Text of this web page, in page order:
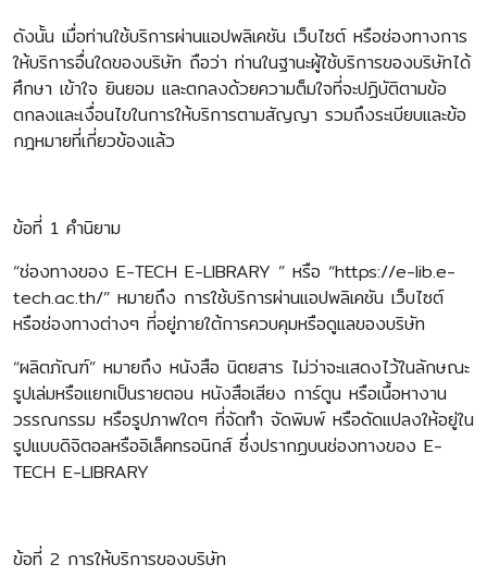
ดังนั้น เมื่อท่านใช้บริการผ่านแอปพลิเคชัน เว็บไซต์ หรือช่องทางการ
ให้บริการอื่นใดของบริษัท ถือว่า ท่านในฐานะผู้ใช้บริการของบริษัทได้
ศึกษา เข้าใจ ยินยอม และตกลงด้วยความต็มใจที่จะปฏิบัติตามข้อ
ตกลงและเงื่อนไขในการให้บริการตามสัญญา รวมถึงระเบียบและข้อ
กฎหมายที่เกี่ยวข้องแล้ว
ข้อที่ 1 คำนิยาม
“ช่องทางของ E-TECH E-LIBRARY ” หรือ “https://e-lib.e-
tech.ac.th/” หมายถึง การใช้บริการผ่านแอปพลิเคชัน เว็บไซต์
หรือช่องทางต่างๆ ที่อยู่ภายใต้การควบคุมหรือดูแลของบริษัท
“ผลิตภัณฑ์” หมายถึง หนังสือ นิตยสาร ไม่ว่าจะแสดงไว้ในลักษณะ
รูปเล่มหรือแยกเป็นรายตอน หนังสือเสียง การ์ตูน หรือเนื้อหางาน
วรรณกรรม หรือรูปภาพใดๆ ที่จัดทำ จัดพิมพ์ หรือดัดแปลงให้อยู่ใน
รูปแบบดิจิตอลหรืออิเล็คทรอนิกส์ ซึ่งปรากฏบนช่องทางของ E-
TECH E-LIBRARY
ข้อที่ 2 การให้บริการของบริษัท